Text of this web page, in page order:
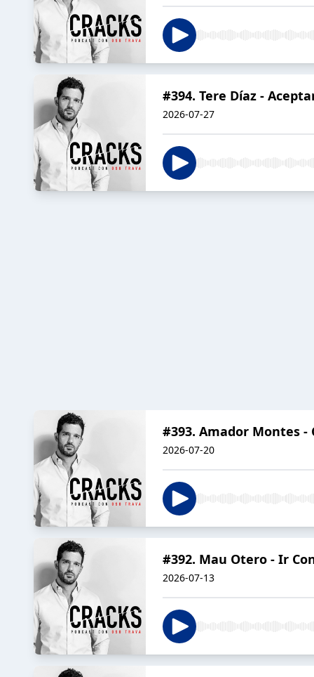
#394. Tere Díaz -
2026-07-27
#393. Amador Montes
2026-07-20
#392. Mau Otero - Ir
2026-07-13